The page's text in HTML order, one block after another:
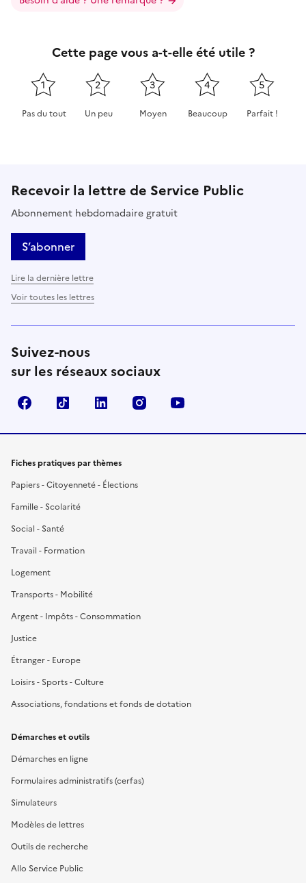
Cette page vous a-t-elle été utile ?
1
Pas du tout
2
Un peu
3
Moyen
4
Beaucoup
5
Parfait !
Recevoir la lettre de Service Public
Abonnement hebdomadaire gratuit
S’abonner
Lire la dernière lettre
Voir toutes les lettres
Suivez-nous
sur les réseaux sociaux
FacebookTikTok LinkedIn Instagram
Fiches pratiques par thèmes
Papiers - Citoyenneté - Élections
Famille - Scolarité
Social - Santé
Travail - Formation
Logement
Transports - Mobilité
Argent - Impôts - Consommation
Justice
Étranger - Europe
Loisirs - Sports - Culture
Associations, fondations et fonds de dotation
Démarches et outils
Démarches en ligne
Formulaires administratifs (cerfas)
Simulateurs
Modèles de lettres
Outils de recherche
Allo Service Public